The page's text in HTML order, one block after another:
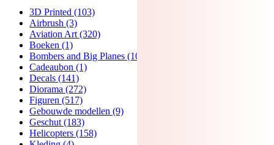
3D Printed (103)
Airbrush (3)
Aviation Art (320)
Boeken (1)
Bombers and Big Planes (106)
Cadeaubon (1)
Decals (141)
Diorama (272)
Figuren (517)
Gebouwde modellen (9)
Geschut (183)
Helicopters (158)